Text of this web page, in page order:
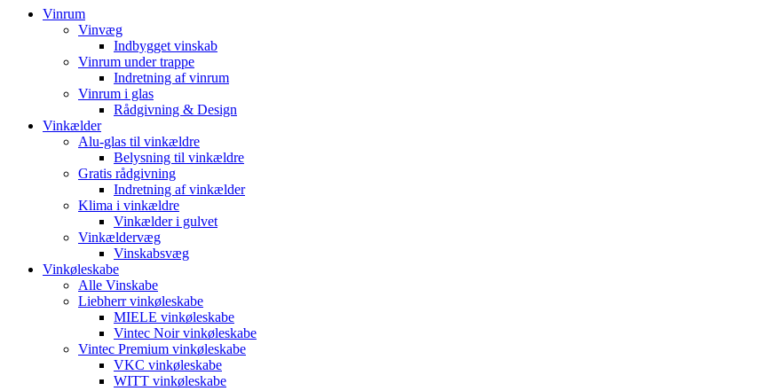
Vinrum
Vinvæg
Indbygget vinskab
Vinrum under trappe
Indretning af vinrum
Vinrum i glas
Rådgivning & Design
Vinkælder
Alu-glas til vinkældre
Belysning til vinkældre
Gratis rådgivning
Indretning af vinkælder
Klima i vinkældre
Vinkælder i gulvet
Vinkældervæg
Vinskabsvæg
Vinkøleskabe
Alle Vinskabe
Liebherr vinkøleskabe
MIELE vinkøleskabe
Vintec Noir vinkøleskabe
Vintec Premium vinkøleskabe
VKC vinkøleskabe
WITT vinkøleskabe